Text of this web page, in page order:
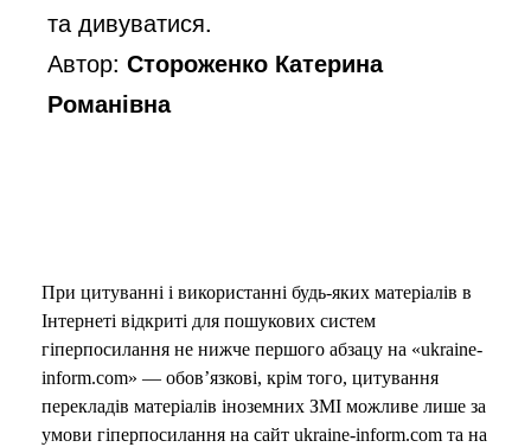
та дивуватися.
Автор:Стороженко Катерина
Романівна
При цитуванні і використанні будь-яких матеріалів в
Інтернеті відкриті для пошукових систем
гіперпосилання не нижче першого абзацу на «ukraine-
inform.com» — обов’язкові, крім того, цитування
перекладів матеріалів іноземних ЗМІ можливе лише за
умови гіперпосилання на сайт ukraine-inform.com та на